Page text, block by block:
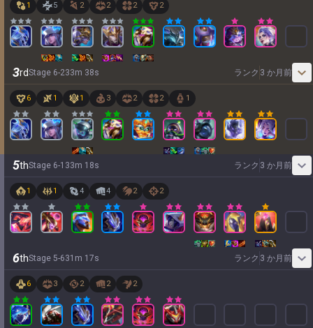
1 5 2 2 2 2
3rdStage 6-233m 38s ランク 3 か月前
6 1 1 3 2 2 1
5thStage 6-1 33m 18s ランク 3 か月前
1 1 4 4 2 2
6thStage 5-631 m 17s ランク 3 か月前
6 3 2 2 2